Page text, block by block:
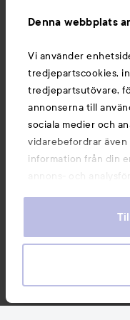
Denna webbplats
Vi använder
tredjepartscookies,
tredjepartsutövare,
annonserna till
sociala medier och
vidarebefordrar även
information från din
annons- och
information som du
våra cookies vid
För information om
Du kanske också